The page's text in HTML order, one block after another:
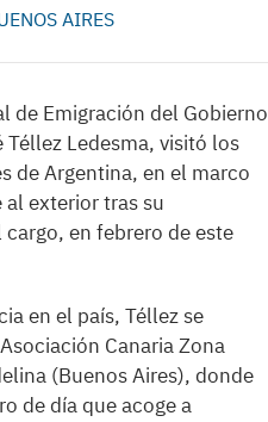
AIRES
de Emigración del Gobierno
Téllez Ledesma, visitó los
de Argentina, en el marco
al exterior tras su
en febrero de este
en el país, Téllez se
Canaria Zona
(Buenos Aires), donde
de día que acoge a